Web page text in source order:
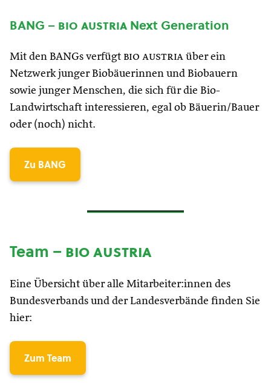
BANG – bio austria Next Generation
Mit den BANGs verfügt bio austria über ein
Netzwerk junger Biobäuerinnen und Biobauern
sowie junger Menschen, die sich für die Bio-
Landwirtschaft interessieren, egal ob Bäuerin/Bauer
oder (noch) nicht.
Zu BANG
Team – bio austria
Eine Übersicht über alle Mitarbeiter:innen des
Bundesverbands und der Landesverbände finden Sie
hier:
Zum Team